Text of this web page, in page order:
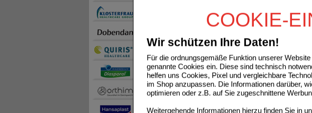
COOKIE-
Wir schützen Ihre Daten!
Für die ordnungsgemäße Funktion unserer
genannte Cookies ein. Diese sind technisch
helfen uns Cookies, Pixel und vergleichbare
im Shop anzupassen. Die Informationen darüber,
optimieren oder z.B. auf Sie zugeschnittene
Weitergehende Informationen hierzu finden Sie in